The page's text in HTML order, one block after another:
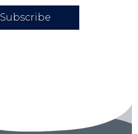
Subscribe